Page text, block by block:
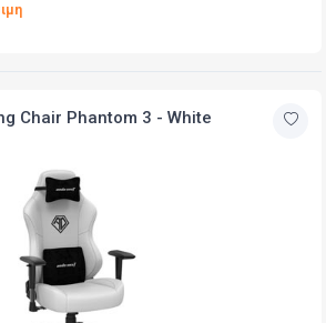
Chair Phantom 3 - White